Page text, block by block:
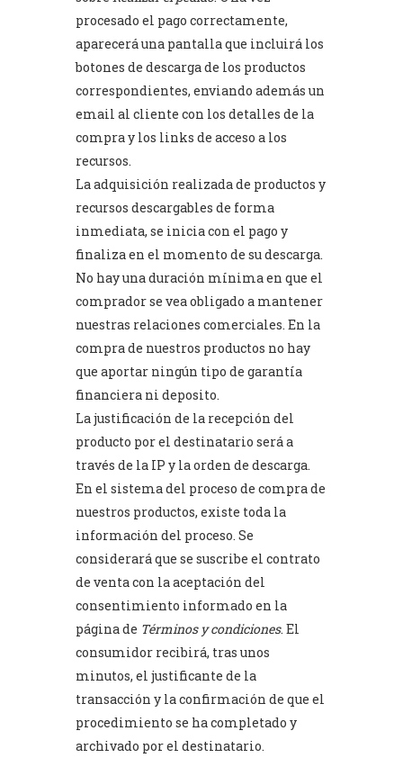
procesado el pago correctamente,
aparecerá una pantalla que incluirá los
botones de descarga de los productos
correspondientes, enviando además un
email al cliente con los detalles de la
compra y los links de acceso a los
recursos.
La adquisición realizada de productos y
recursos descargables de forma
inmediata, se inicia con el pago y
finaliza en el momento de su descarga.
No hay una duración mínima en que el
comprador se vea obligado a mantener
nuestras relaciones comerciales. En la
compra de nuestros productos no hay
que aportar ningún tipo de garantía
financiera ni deposito.
La justificación de la recepción del
producto por el destinatario será a
través de la IP y la orden de descarga.
En el sistema del proceso de compra de
nuestros productos, existe toda la
información del proceso. Se
considerará que se suscribe el contrato
de venta con la aceptación del
consentimiento informado en la
página de Términos y condiciones. El
consumidor recibirá, tras unos
minutos, el justificante de la
transacción y la confirmación de que el
procedimiento se ha completado y
archivado por el destinatario.